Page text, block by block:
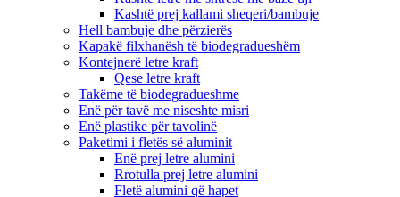
Kashtë prej kallami sheqeri/bambuje
Hell bambuje dhe përzierës
Kapakë filxhanësh të biodegradueshëm
Kontejnerë letre kraft
Qese letre kraft
Takëme të biodegradueshme
Enë për tavë me niseshte misri
Enë plastike për tavolinë
Paketimi i fletës së aluminit
Enë prej letre alumini
Rrotulla prej letre alumini
Fletë alumini që hapet